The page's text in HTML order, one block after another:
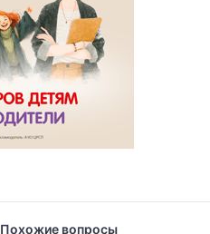
Похожие вопросы